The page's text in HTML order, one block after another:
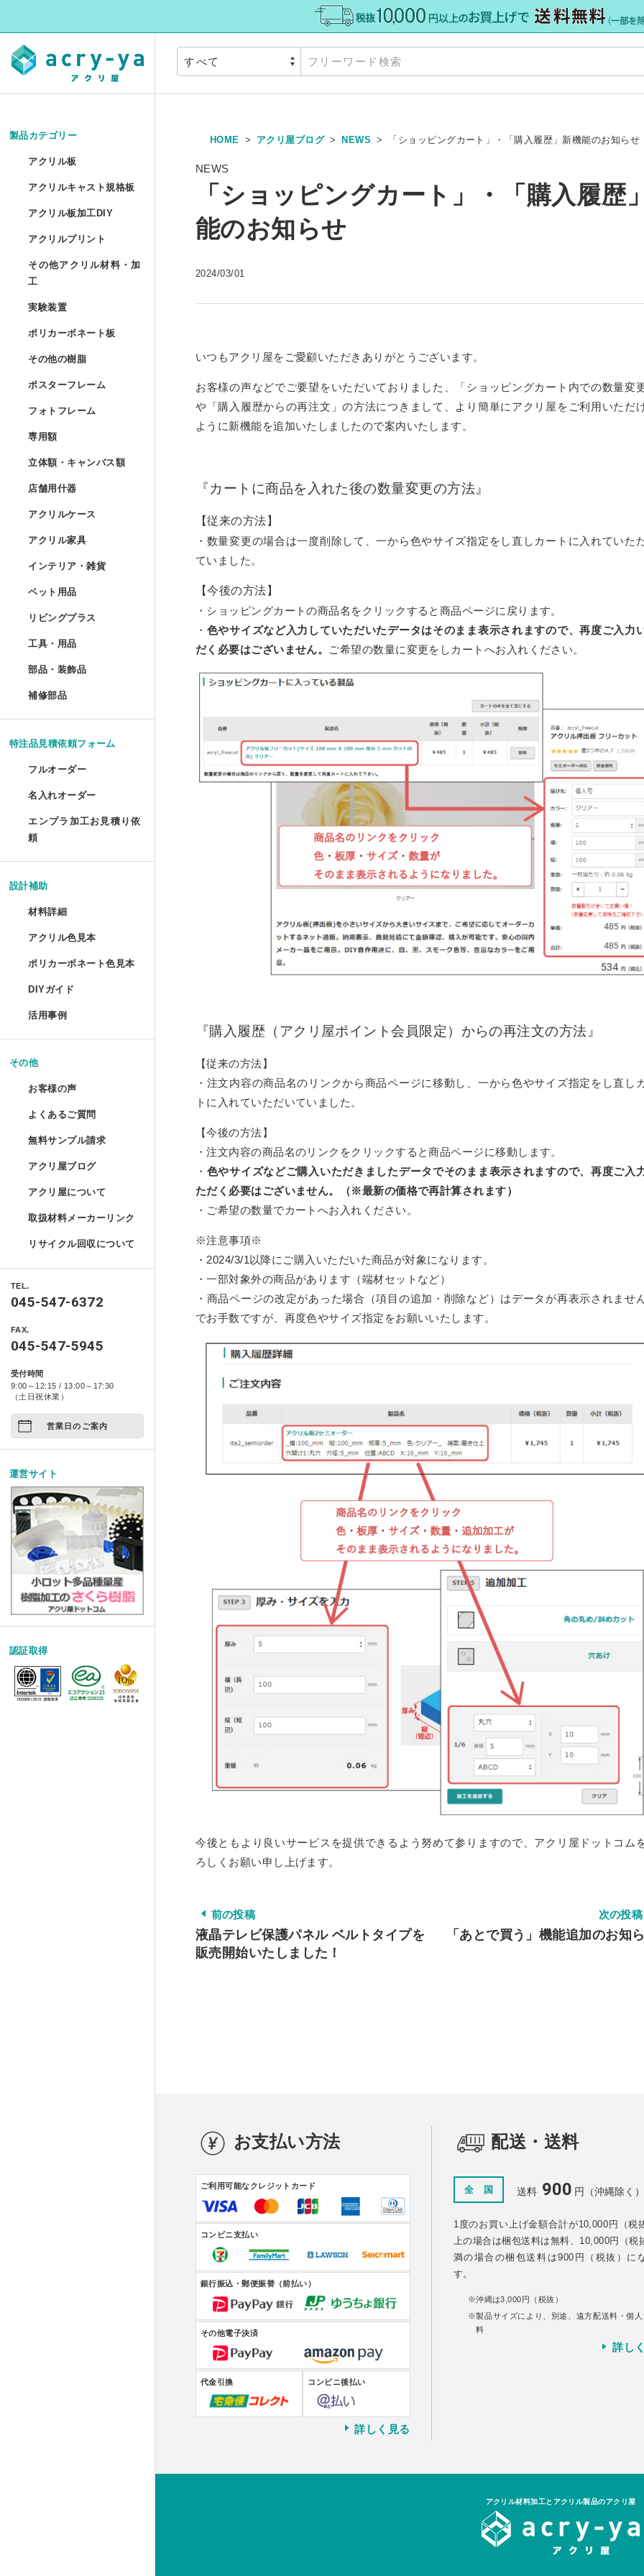
製品カテゴリー
アクリル板
アクリル押出板 規格サイズ
アクリル押出板 フリーカット
アクリルキャスト板 フリーカット
アクリル低反射板（ノングレア） フリーカット
アクリル精密薄板
アクリル集光板
アクリル紫外線カット（UVカット）板
アクリル制電板（静電気防止） フリーカット
アクリルプリズムシート フリーカット
特売 アクリル型模様板
アクリル端材（薄板・厚板）
アクリル端材セット（極厚）
アクリルキャスト規格板 アクリルキャスト規格板 »
アクリル板加工DIY アクリル板加工DIY»
コの字ディスプレイ台 セミオーダー
階段手すりアクリルパネル セミオーダー
アクリルプリント アクリルプリント »
アクリル板UV印刷 セミオーダー
アクリルケースUV印刷 セミオーダー
その他アクリル材料・加
工
アクリルパイプ/丸棒加工 セミオーダー
アクリルドーム（半球） フリーブロー成型品
アクリル球 クリアー
アクリル大型円柱
実験装置 実験装置»
アクリル実験装置・レンズ
ポリカーボネート板
アイリスポリカシート（両面耐候処理 ポリカ板）フリーカット
アイリスポリカシート（両面耐候処理 ポリカ板）規格サイズ
ポリカーボネート板加工 セミオーダー
ポリカーボネート円板 セミオーダー
階段手すりポリカーボネートパネル セミオーダー
カーポート屋根修理材 フリーカット
ツインカーボ スタンダード 規格サイズ
ツインカーボ・ポリカツイン（中空ポリカ板） フリーカット
ポリカーボネート型模様板 規格サイズ
ポリカーボネート型模様板 フリーカット
ポリカーボネート板端材（格安小片板）セット
その他の樹脂 その他の樹脂»
ポリスチレン型板 フリーカット
塩ビパンチング（穴開き）板 フリーカット
PET板 Lの字曲げ加工 セミオーダー
PET板 コの字曲げ加工 セミオーダー
ポスターフレーム ポスターフレーム »
ポスターフレーム スタンダード
ポスターフレーム フロートタイプ
ポスターフレーム フロートタイプ セミオーダー
ポスターフレーム フロート・ピクチャーレール用 セミオーダー
ポスターフレーム プロスタイル
ポスターフレーム プロスタイル セミオーダー
ポスターフレーム 屋外用・簡易防水
ポスターフレーム 屋外用・簡易防水 セミオーダー
ポスターフレーム スタンダード スタンド専用
大型ポスターフレームスタンドタイプ
フォトフレーム フォトフレーム»
フォトフレーム スタンダード 壁掛け専用
フォトフレーム スタンダード スタンド壁掛け共用
フォトフレーム スタンダード セミオーダー
フォトフレーム フロートタイプ
フォトフレーム フロートタイプ セミオーダー
フォトフレーム テーパードタイプ
マグネットフォトフレーム
フォトフレーム プロスタイル マグネットタイプ
フォトフレーム テーブルトップ
フォトフレーム チェキ専用
専用額 専用額»
ユニフォーム額 セミオーダー
小色紙額
ミニ色紙額
LPレコード額
LPレコード盤フレーム
レコード額シングルサイズ
賞状額 セミオーダー
コレクションフレーム セミオーダー
立体額・キャンバス額
アクリル立体額 ボックスタイプ
油彩キャンバス立体額
油彩キャンバス立体額 セミオーダー
油彩キャンバス立体額 かぶせ セミオーダー
アクリルキャンバスケース フルオーダー
店舗用什器 店舗用什器 »
カタログスタンド
カタログケース屋外用 ステン蝶番タイプ
貴名受（名刺入れ）
アクリルフードカバー セミオーダー
アクリルパーテーション
アクリルケース
箱型アクリルケース セミオーダー
けんどん式アクリルケース セミオーダー
アクリル オープンボックス セミオーダー
ガルウイングケース セミオーダー
鉄道模型Nゲージ用アクリルケース セミオーダー
アクリルひな壇ディスプレイ台 セミオーダー
けんどん式アクリルケース ひな壇付き セミオーダー
サッカーボールケース
箱型アクリルケース
ガルウイングケース
箱型アクリルケース 積み重ねタイプ
アクリル家具 アクリル家具»
アクリル壁面棚 セミオーダー
メタルラック棚板シート セミオーダー
アクリルラック セミオーダー
ディスプレイラック セミオーダー
アクリルキャビネット
アレンジシェルフ
アクリルテーブル
液晶テレビ保護パネル ベルトタイプ セミオーダー
液晶テレビ保護パネル セミオーダー
テーブルマット セミオーダー
インテリア・雑貨 インテリア・雑貨
レコードプレーヤーカバー セミオーダー
抽選箱
フォトフレームクロック
ビスマスキューブ（アクリルキューブ）
アクリル封入 フルオーダー
ペット用品 ペット用品
犬トイレ
犬トイレ コーナータイプ セミオーダー
バードケージケース
バードケージケース セミオーダー
バードケージケース 扉付き
水槽ふた用ポリカーボネート板加工 セミオーダー
リビングプラス リビングプラス»
ドロップレット・インセンスホルダー
アクリル ラウンド ボウル
カトリ・スタンド
キュービック・サークル
カップ 'フロート'
マガジンハンガー
アクリ・ラック
プライベート アクアリウム
ミズ・アカリ
プラトニックライトシリーズ SPH
フラグメント
ベース ライトシリーズ
イージースツール コンプリート
工具・用品 工具・用品»
部品・装飾品
補修部品 補修部品»
特注品見積依頼フォーム
フルオーダー
FAXでのお見積もり依頼
名入れオーダー
エンプラ加工お見積り依
頼
設計補助
材料詳細
ポリカーボネートの特性と種類
アクリルとポリカーボネートの違い
取り扱い注意
物性と耐薬品性
許容寸法公差と重量
アクリル色見本
ポリカーボネート色見本
DIYガイド
穴を開ける
磨き／面取り
曲げる
接着／シール
メンテナンス
活用事例
額装関係
家具雑貨
リフォーム/屋内外装飾
Acky/M-acky
オーディオ関係
自動車用品
ペット関係
アート作品
店舗展示/装飾/看板
その他
お客様の声
ご購入後
よくあるご質問
フルオーダー（特注）
アクリル板
アクリルパイプ・棒・球・半球
ポリカーボネート板
ポスターフレーム・フォトフレーム
お支払い方法について
無料サンプル請求
アクリル板無料サンプルご請求フォーム
キャストカラー板サンプル請求
キャストカラーマット板サンプル請求
アクリ屋ブログ
すべて
NEWS
アクリ日記
アクリ屋DIY
製品レポート
アクリ屋について
特定商取引に基づく表記
プライバシーポリシー
取扱材料メーカーリンク
リサイクル回収について
TEL.
045-547-6372
FAX.
045-547-5945
受付時間
9:00～12:15 / 13:00～17:30
（土日祝休業）
営業日のご案内
運営サイト
認証取得
HOME アクリ屋ブログ NEWS 「ショッピングカート」・「購入履歴」新機能のお知らせ
NEWS
「ショッピングカート」・「購入履歴
能のお知らせ
2024/03/01
いつもアクリ屋をご愛顧いただきありがとうございます。
お客様の声などでご要望をいただいておりました、「ショッピングカート内での数量変
や「購入履歴からの再注文」の方法につきまして、より簡単にアクリ屋をご利用いただ
ように新機能を追加いたしましたので案内いたします。
『カートに商品を入れた後の数量変更の方法』
【従来の方法】
・数量変更の場合は一度削除して、一から色やサイズ指定をし直しカートに入れていた
ていました。
【今後の方法】
・ショッピングカートの商品名をクリックすると商品ページに戻ります。
・ 色やサイズなど入力していただいたデータはそのまま表示されますので、再度ご入力
だく必要はございません。 ご希望の数量に変更をしカートへお入れください。
『購入履歴（アクリ屋ポイント会員限定）からの再注文の方法』
【従来の方法】
・注文内容の商品名のリンクから商品ページに移動し、一から色やサイズ指定をし直し
トに入れていただいていました。
【今後の方法】
・注文内容の商品名のリンクをクリックすると商品ページに移動します。
・ 色やサイズなどご購入いただきましたデータでそのまま表示されますので、再度ご入
ただく必要はございません。（※最新の価格で再計算されます）
・ご希望の数量でカートへお入れください。
※注意事項※
・2024/3/1以降にご購入いただいた商品が対象になります。
・一部対象外の商品があります（端材セットなど）
・商品ページの改定があった場合（項目の追加・削除など）はデータが再表示されませ
でお手数ですが、再度色やサイズ指定をお願いいたします。
今後ともより良いサービスを提供できるよう努めて参りますので、アクリ屋ドットコム
ろしくお願い申し上げます。
前の投稿
液晶テレビ保護パネル ベルトタイプを
販売開始いたしました！
次の投稿
「あとで買う」機能追加のお知
お支払い方法
ご利用可能なクレジットカード
コンビニ支払い
銀行振込・郵便振替（前払い）
その他電子決済
代金引換 コンビニ後払い
詳しく見る
配送・送料
全 国 送料 900 円（沖縄除く）
1度のお買い上げ金額合計が10,000円（税
上の場合は梱包送料は無料、10,000円（税
満の場合の梱包送料は900円（税抜）に
す。
沖縄は3,000円（税抜）
製品サイズにより、別途、遠方配送料・個
料
詳し
アクリル材料加工とアクリル製品のアクリ屋